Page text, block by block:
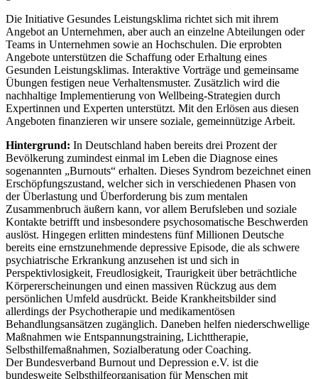
Die Initiative Gesundes Leistungsklima richtet sich mit ihrem
Angebot an Unternehmen, aber auch an einzelne Abteilungen oder
Teams in Unternehmen sowie an Hochschulen. Die erprobten
Angebote unterstützen die Schaffung oder Erhaltung eines
Gesunden Leistungsklimas. Interaktive Vorträge und gemeinsame
Übungen festigen neue Verhaltensmuster. Zusätzlich wird die
nachhaltige Implementierung von Wellbeing-Strategien durch
Expertinnen und Experten unterstützt. Mit den Erlösen aus diesen
Angeboten finanzieren wir unsere soziale, gemeinnützige Arbeit.
Hintergrund: In Deutschland haben bereits drei Prozent der
Bevölkerung zumindest einmal im Leben die Diagnose eines
sogenannten „Burnouts“ erhalten. Dieses Syndrom bezeichnet einen
Erschöpfungszustand, welcher sich in verschiedenen Phasen von
der Überlastung und Überforderung bis zum mentalen
Zusammenbruch äußern kann, vor allem Berufsleben und soziale
Kontakte betrifft und insbesondere psychosomatische Beschwerden
auslöst. Hingegen erlitten mindestens fünf Millionen Deutsche
bereits eine ernstzunehmende depressive Episode, die als schwere
psychiatrische Erkrankung anzusehen ist und sich in
Perspektivlosigkeit, Freudlosigkeit, Traurigkeit über beträchtliche
Körpererscheinungen und einen massiven Rückzug aus dem
persönlichen Umfeld ausdrückt. Beide Krankheitsbilder sind
allerdings der Psychotherapie und medikamentösen
Behandlungsansätzen zugänglich. Daneben helfen niederschwellige
Maßnahmen wie Entspannungstraining, Lichttherapie,
Selbsthilfemaßnahmen, Sozialberatung oder Coaching.
Der Bundesverband Burnout und Depression e.V. ist die
bundesweite Selbsthilfeorganisation für Menschen mit